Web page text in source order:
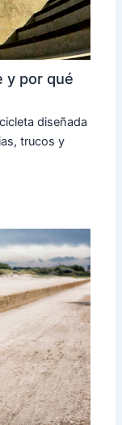
y por qué
diseñada
trucos y